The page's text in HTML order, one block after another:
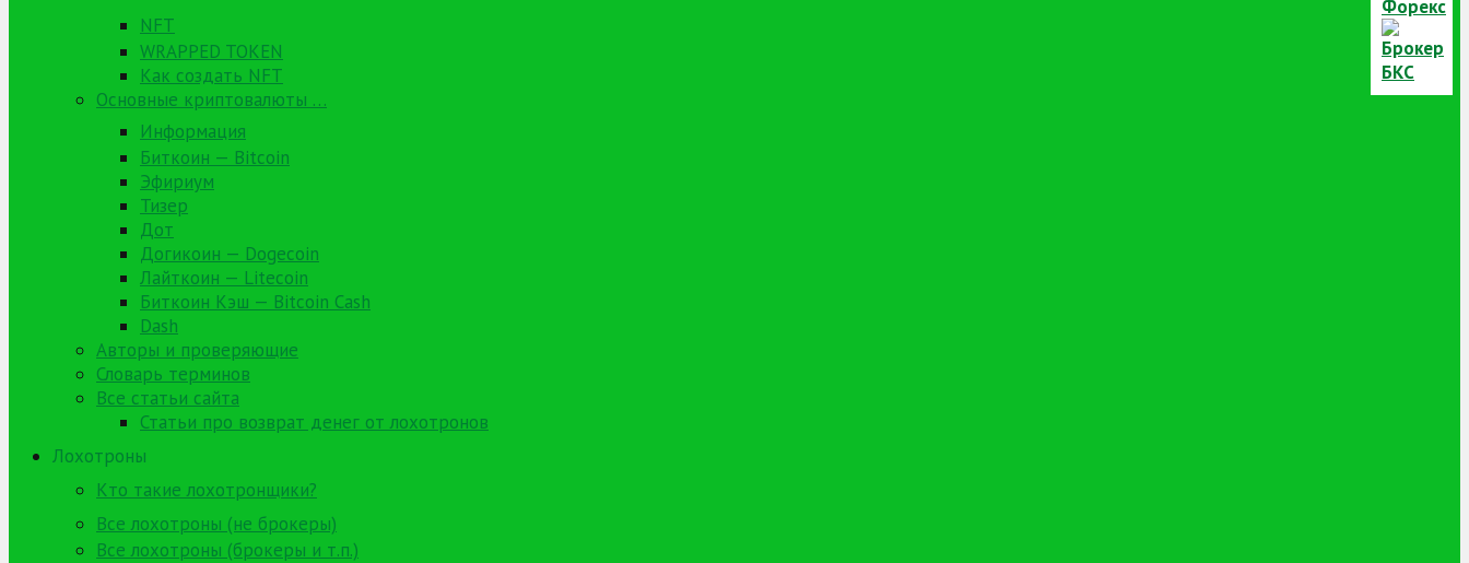
NFT
WRAPPED TOKEN
Как создать NFT
Основные криптовалюты …
Информация
Биткоин — Bitcoin
Эфириум
Тизер
Дот
Догикоин — Dogecoin
Лайткоин — Litecoin
Биткоин Кэш — Bitcoin Cash
Dash
Авторы и проверяющие
Словарь терминов
Все статьи сайта
Статьи про возврат денег от лохотронов
Лохотроны
Кто такие лохотронщики?
Все лохотроны (не брокеры)
Все лохотроны (брокеры и т.п.)